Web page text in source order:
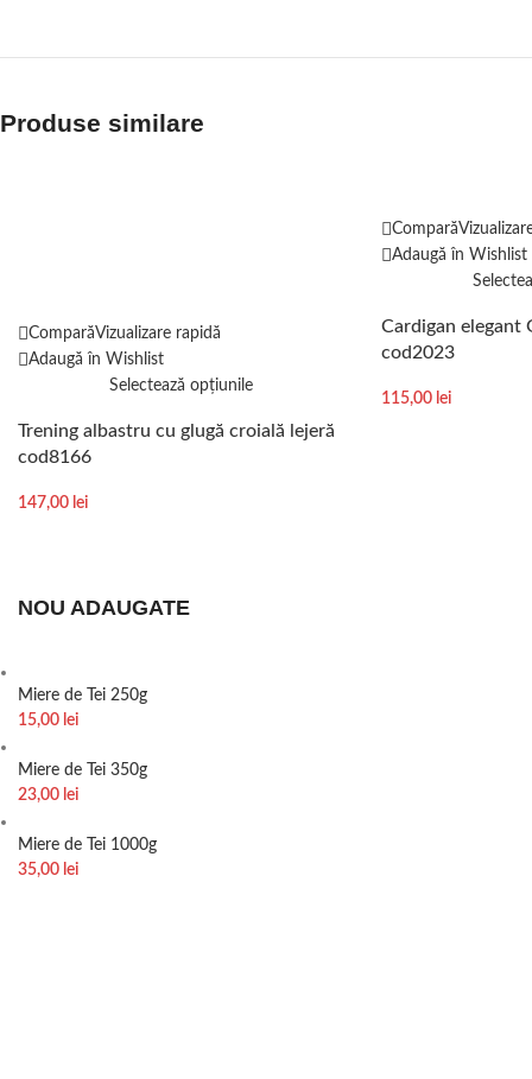
Produse similare
ComparăVizualizare rapidă
Adaugă în Wishlist
Selectează opțiunile
Trening albastru cu glugă croială lejeră
cod8166
147,00 lei
Compară
Adaugă în Wishlist
Cardigan elegant
cod2023
115,00 lei
NOU ADAUGATE
Miere de Tei 250g
15,00 lei
Miere de Tei 350g
23,00 lei
Miere de Tei 1000g
35,00 lei